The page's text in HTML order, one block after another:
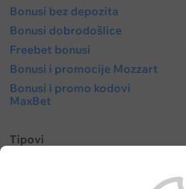
Bonusi bez depozita
Bonusi dobrodošlice
Freebet bonusi
Bonusi i promocije Mozzart
Bonusi i promo kodovi
MaxBet
Tipovi